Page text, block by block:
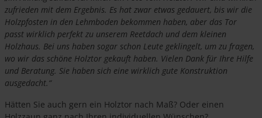
zufrieden mit dem Ergebnis. Es hat zwar etwas gedauert, bis wir die
Holzpfosten in den Lehmboden bekommen haben, aber das Tor
passt wirklich perfekt zu unserem Reetdach und dem kleinen
Holzhaus. Bei uns haben sogar schon Leute geklingelt, um zu fragen,
wo wir das schöne Holztor gekauft haben. Vielen Dank für Ihre Hilfe
und Beratung. Sie haben sich eine wirklich gute Konstruktion
ausgedacht.“
Hätten Sie auch gern ein Holztor nach Maß? Oder einen